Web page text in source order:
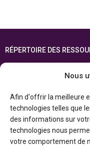
Nous
Afin d'offrir la meilleure
technologies telles que
des informations sur
technologies nous
votre comportement de
RÉPERTOIRE DES
ENGLISH
Cette ressource est réalisée
l’Ontario et du gouvernement
Patrimoine canadien